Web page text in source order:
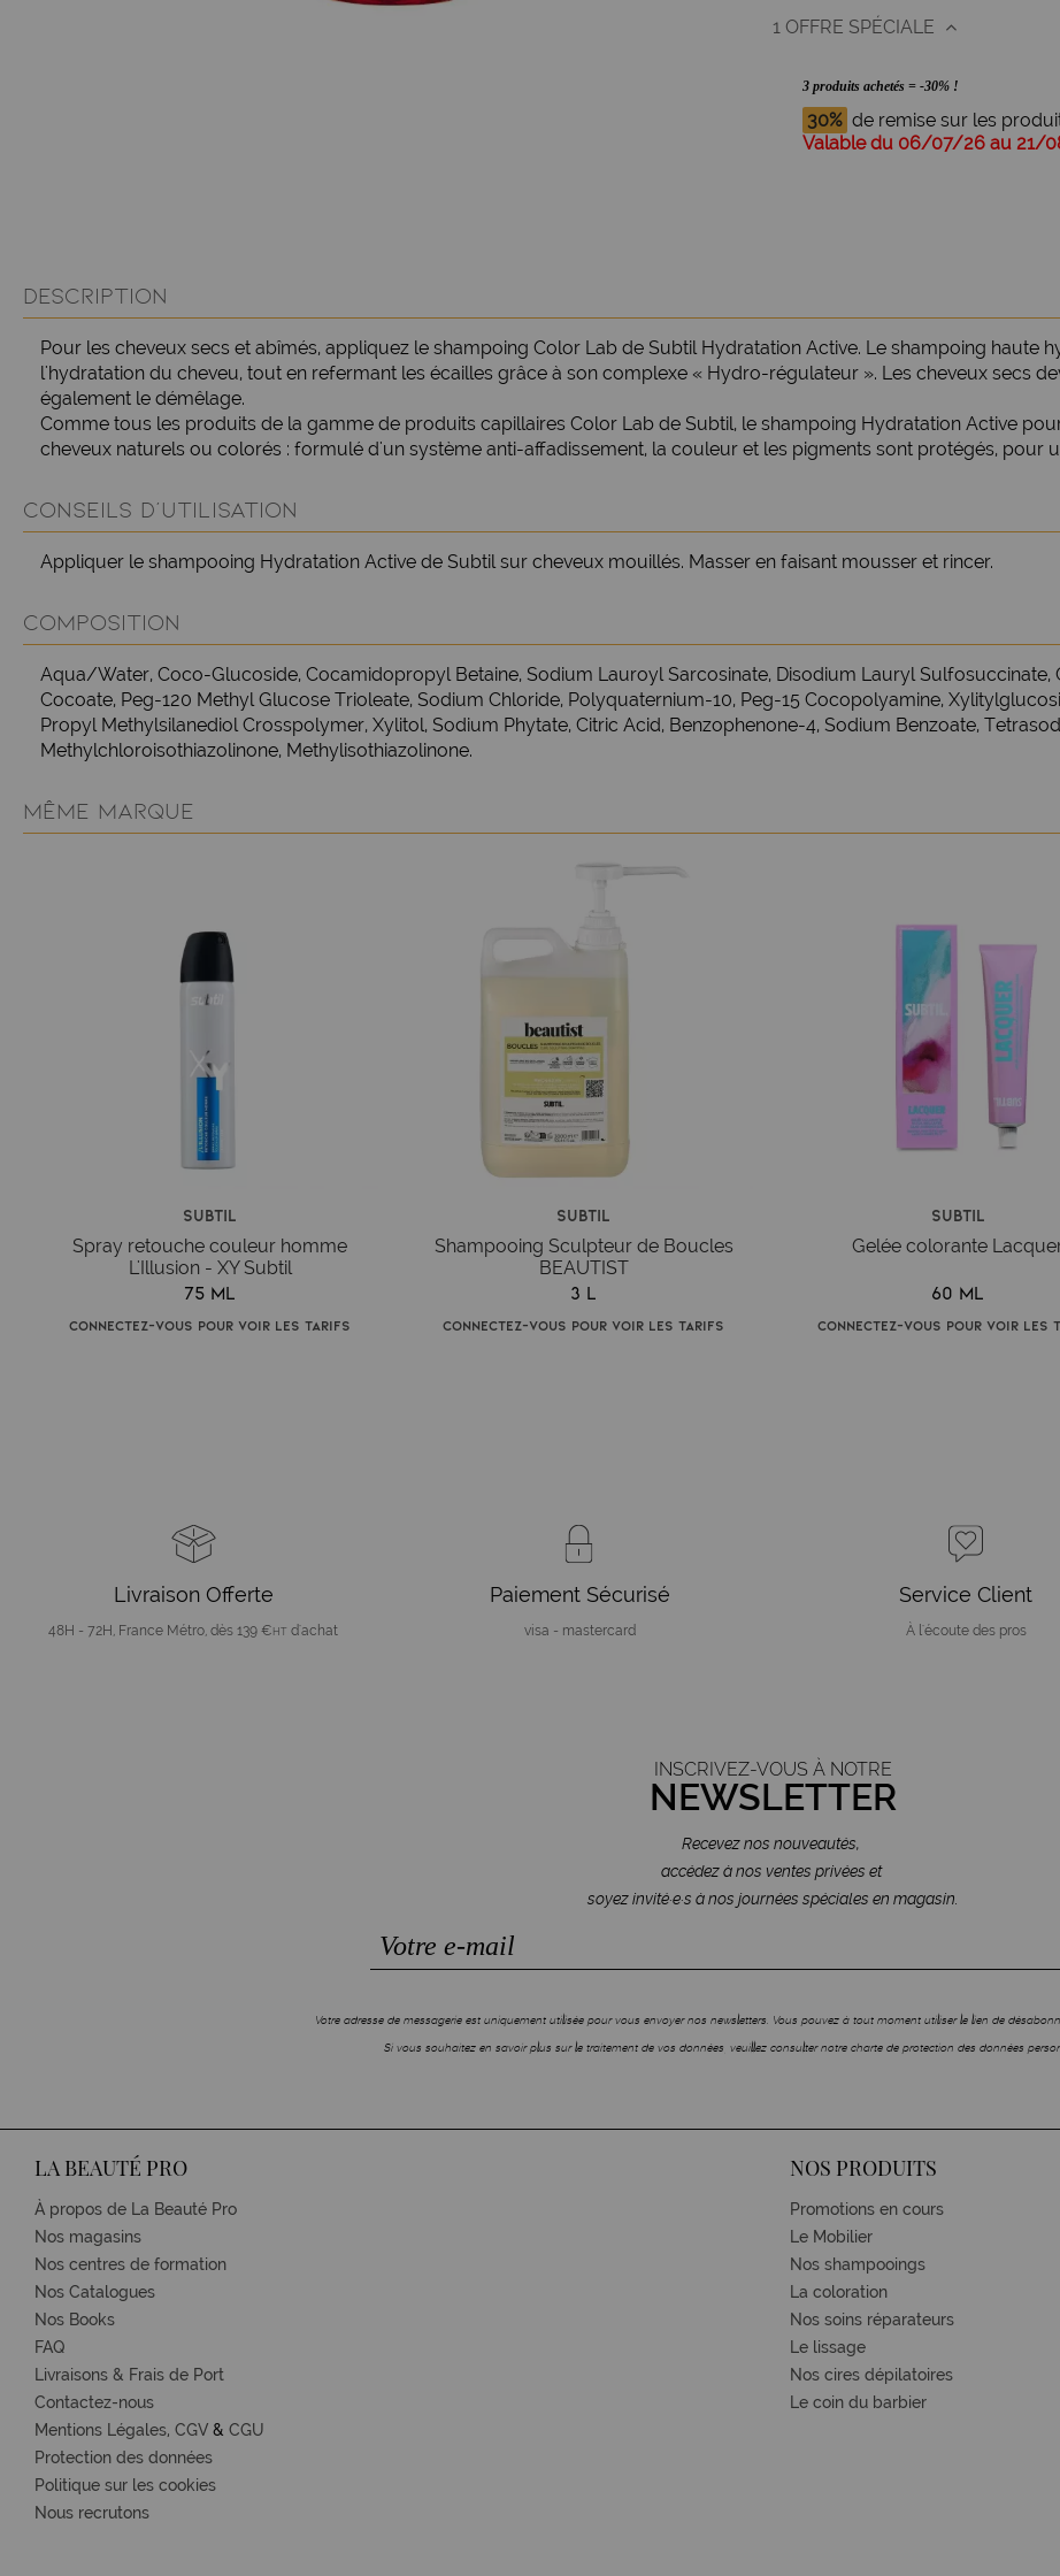
1 OFFRE SPÉCIALE
3 produits achetés = -30% !
30% de remise sur les
Valable du 06/07/26 au 21/
DESCRIPTION
Pour les cheveux secs et abîmés, appliquez le shampoing Color Lab de Subtil Hydratation Active. Le shampoing haute
l'hydratation du cheveu, tout en refermant les écailles grâce à son complexe « Hydro-régulateur ». Les cheveux secs
également le démêlage.
Comme tous les produits de la gamme de produits capillaires Color Lab de Subtil, le shampoing Hydratation Active
cheveux naturels ou colorés : formulé d'un système anti-affadissement, la couleur et les pigments sont protégés, pour
CONSEILS D'UTILISATION
Appliquer le shampooing Hydratation Active de Subtil sur cheveux mouillés. Masser en faisant mousser et rincer.
COMPOSITION
Aqua/Water, Coco-Glucoside, Cocamidopropyl Betaine, Sodium Lauroyl Sarcosinate, Disodium Lauryl
Cocoate, Peg-120 Methyl Glucose Trioleate, Sodium Chloride, Polyquaternium-10, Peg-15 Cocopolyamine,
Propyl Methylsilanediol Crosspolymer, Xylitol, Sodium Phytate, Citric Acid, Benzophenone-4, Sodium Benzoate,
Methylchloroisothiazolinone, Methylisothiazolinone.
MÊME MARQUE
Subtil
Spray retouche couleur homme
L'Illusion - XY Subtil
75 ml
Connectez-vous pour voir les tarifs
Subtil
Shampooing Sculpteur de Boucles
BEAUTIST
3 L
Connectez-vous pour voir les tarifs
Subtil
Gelée colorante
60 ml
Connectez-vous pour voir les
Livraison Offerte
48H - 72H, France Métro, dès 139 € HT d'achat
Paiement Sécurisé
visa - mastercard
Service Client
À l'écoute des pros
INSCRIVEZ-VOUS À NOTRE
NEWSLETTER
Recevez nos nouveautés,
accédez à nos ventes privées et
soyez invité·e·s à nos journées spéciales en magasin.
Votre adresse de messagerie est uniquement utilisée pour vous envoyer nos newsletters. Vous pouvez à tout moment utiliser le lien de
Si vous souhaitez en savoir plus sur le traitement de vos données, veuillez consulter notre charte de protection des données
LA BEAUTÉ PRO
À propos de La Beauté Pro
Nos magasins
Nos centres de formation
Nos Catalogues
Nos Books
FAQ
Livraisons & Frais de Port
Contactez-nous
Mentions Légales, CGV & CGU
Protection des données
Politique sur les cookies
Nous recrutons
NOS PRODUITS
Promotions en cours
Le Mobilier
Nos shampooings
La coloration
Nos soins réparateurs
Le lissage
Nos cires dépilatoires
Le coin du barbier